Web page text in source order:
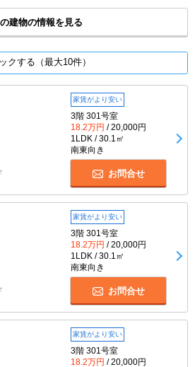
建物の情報を見る
クする（最大10件）
家賃がより安い
3階 301号室
18.2万円 / 20,000円
1LDK / 30.1㎡
南東向き
お問合せ
家賃がより安い
3階 301号室
18.2万円 / 20,000円
1LDK / 30.1㎡
南東向き
お問合せ
家賃がより安い
3階 301号室
18.2万円 / 20,000円